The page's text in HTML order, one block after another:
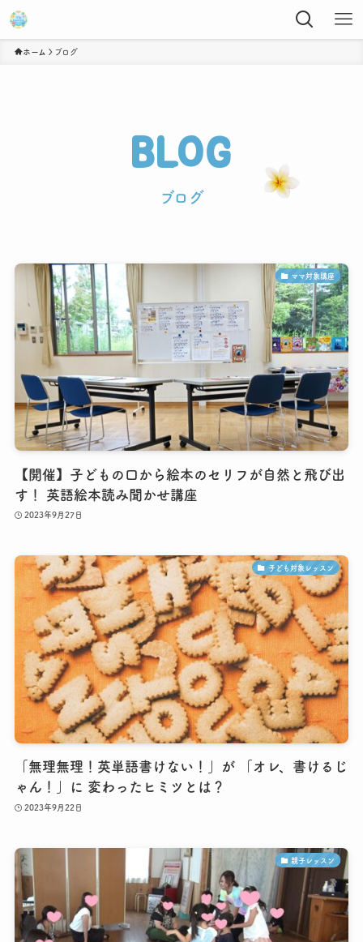
ホーム ブログ
BLOG
ブログ
ママ対象講座
【開催】子どもの口から絵本のセリフが自然と飛び出
す！ 英語絵本読み聞かせ講座
2023年9月27日
子ども対象レッスン
「無理無理！英単語書けない！」が 「オレ、書けるじ
ゃん！」に 変わったヒミツとは？
2023年9月22日
親子レッスン